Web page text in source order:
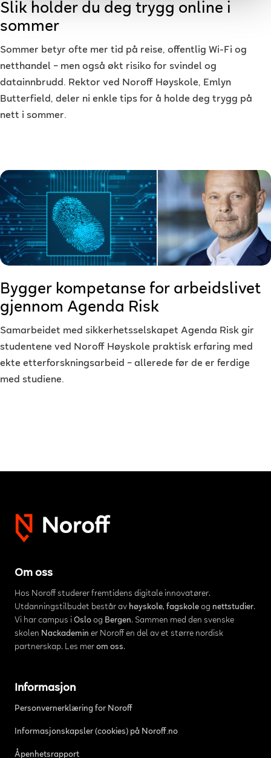
Slik holder du deg trygg online i
sommer
Sommer betyr ofte mer tid på reise, offentlig Wi-Fi og
netthandel – men også økt risiko for svindel og
datainnbrudd. Rektor ved Noroff Høyskole, Emlyn
Butterfield, deler ni enkle tips for å holde deg trygg på
nett i sommer.
Bygger kompetanse for arbeidslivet
gjennom Agenda Risk
Samarbeidet med sikkerhetsselskapet Agenda Risk gir
studentene ved Noroff Høyskole praktisk erfaring med
ekte etterforskningsarbeid – allerede før de er ferdige
med studiene.
Om oss
Hos Noroff studerer fremtidens digitale innovatører.
Utdanningstilbudet består av høyskole, fagskoleog nettstudier.
Vi har campus i Osloog Bergen. Sammen med den svenske
skolen Nackademin er Noroff en del av et større nordisk
partnerskap. Les mer om oss.
Informasjon
Personvernerklæring for Noroff
Informasjonskapsler (cookies) på Noroff.no
Åpenhetsrapport